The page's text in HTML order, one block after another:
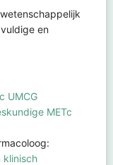
en
UMCG
METc
klinisch